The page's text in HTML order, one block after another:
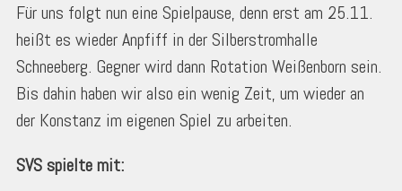
Für uns folgt nun eine Spielpause, denn erst am 25.11.
heißt es wieder Anpfiff in der Silberstromhalle
Schneeberg. Gegner wird dann Rotation Weißenborn sein.
Bis dahin haben wir also ein wenig Zeit, um wieder an
der Konstanz im eigenen Spiel zu arbeiten.
SVS spielte mit: